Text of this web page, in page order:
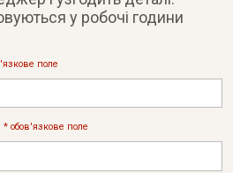
у робочі години
поле
* обов'язковe поле